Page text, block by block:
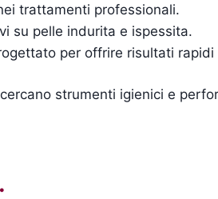
trattamenti professionali.
su pelle indurita e ispessita.
per offrire risultati
strumenti igienici e